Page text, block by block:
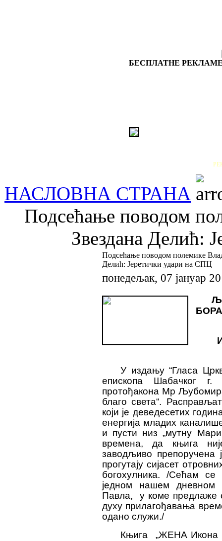
БЕСПЛАТНЕ
НАСЛОВНА СТРАНА
Подсећање поводом
Звездана Делић:
Подсећање поводом полемике
Делић: Јеретички удари на СПЦ
понедељак, 07 јануар
У издању “Гласа
епископа Шабачког г.
протођакона Мр
благо света“.
који је деведесетих
енергија младих
и пусти низ „мутну
времена, да књига
заводљиво
прогутају сијасет
богохулника. /Сећам се
једном нашем дневном
Павла,
у коме предлаже
духу прилагођавања
одано служи./
Књига
„ЖЕНА Икона